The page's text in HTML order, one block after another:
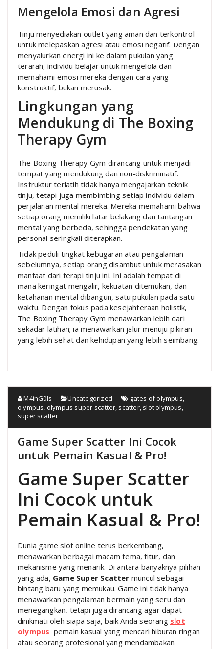
Mengelola Emosi dan Agresi
Tinju menyediakan outlet yang aman dan terkontrol
untuk melepaskan agresi atau emosi negatif. Dengan
menyalurkan energi ini ke dalam pukulan yang
terarah, individu belajar untuk mengelola dan
memahami emosi mereka dengan cara yang
konstruktif, bukan merusak.
Lingkungan yang
Mendukung di The Boxing
Therapy Gym
The Boxing Therapy Gym dirancang untuk menjadi
tempat yang mendukung dan non-diskriminatif.
Instruktur terlatih tidak hanya mengajarkan teknik
tinju, tetapi juga membimbing setiap individu dalam
perjalanan mental mereka. Mereka memahami bahwa
setiap orang memiliki latar belakang dan tantangan
mental yang berbeda, sehingga pendekatan yang
personal seringkali diterapkan.
Tidak peduli tingkat kebugaran atau pengalaman
sebelumnya, setiap orang disambut untuk merasakan
manfaat dari terapi tinju ini. Ini adalah tempat di
mana keringat mengalir, kekuatan ditemukan, dan
ketahanan mental dibangun, satu pukulan pada satu
waktu. Dengan fokus pada kesejahteraan holistik,
The Boxing Therapy Gym menawarkan lebih dari
sekadar latihan; ia menawarkan jalur menuju pikiran
yang lebih sehat dan kehidupan yang lebih seimbang.
M4inG0ls Uncategorized gates of olympus
olympus olympus super scatter scatter, slot olympus
super scatter
Game Super Scatter Ini Cocok
untuk Pemain Kasual & Pro!
Game Super Scatter
Ini Cocok untuk
Pemain Kasual & Pro!
Dunia game slot online terus berkembang,
menawarkan berbagai macam tema, fitur, dan
mekanisme yang menarik. Di antara banyaknya pilihan
yang ada, Game Super Scatter muncul sebagai
bintang baru yang memukau. Game ini tidak hanya
menawarkan pengalaman bermain yang seru dan
menegangkan, tetapi juga dirancang agar dapat
dinikmati oleh siapa saja, baik Anda seorang slot
olympus pemain kasual yang mencari hiburan ringan
atau seorang profesional yang mendambakan